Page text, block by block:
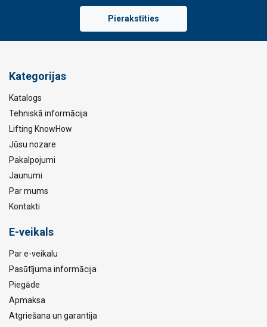
Pierakstīties
Kategorijas
Katalogs
Tehniskā informācija
Lifting KnowHow
Jūsu nozare
Pakalpojumi
Jaunumi
Par mums
Kontakti
E-veikals
Par e-veikalu
Pasūtījuma informācija
Piegāde
Apmaksa
Atgriešana un garantija